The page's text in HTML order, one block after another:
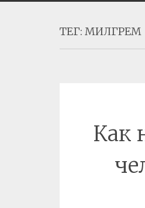
ТЕГ: МИЛГРЕМ
Как